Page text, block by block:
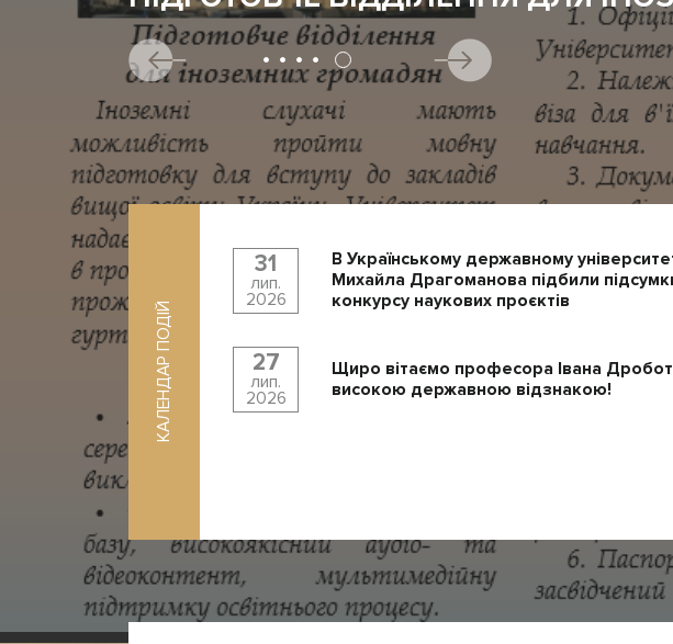
КАЛЕНДАР ПОДІЙ
31
лип.
2026
В Українському державному
Михайла Драгоманова підбили
конкурсу наукових проєктів
27
лип.
2026
Щиро вітаємо професора Івана
високою державною відзнакою!